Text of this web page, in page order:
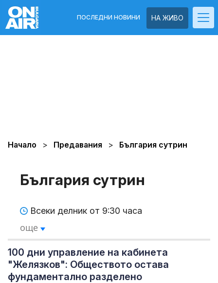
НА ЖИВО
ПОСЛЕДНИ НОВИНИ
Начало Предавания България сутрин
България сутрин
Всеки делник от 9:30 часа
още
100 дни управление на кабинета
"Желязков": Обществото остава
фундаментално разделено